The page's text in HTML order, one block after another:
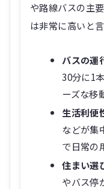
や路線バスの主
は非常に高いと言
バスの運
30分に1
ーズな移
生活利便
などが集
で日常の
住まい選
やバス停